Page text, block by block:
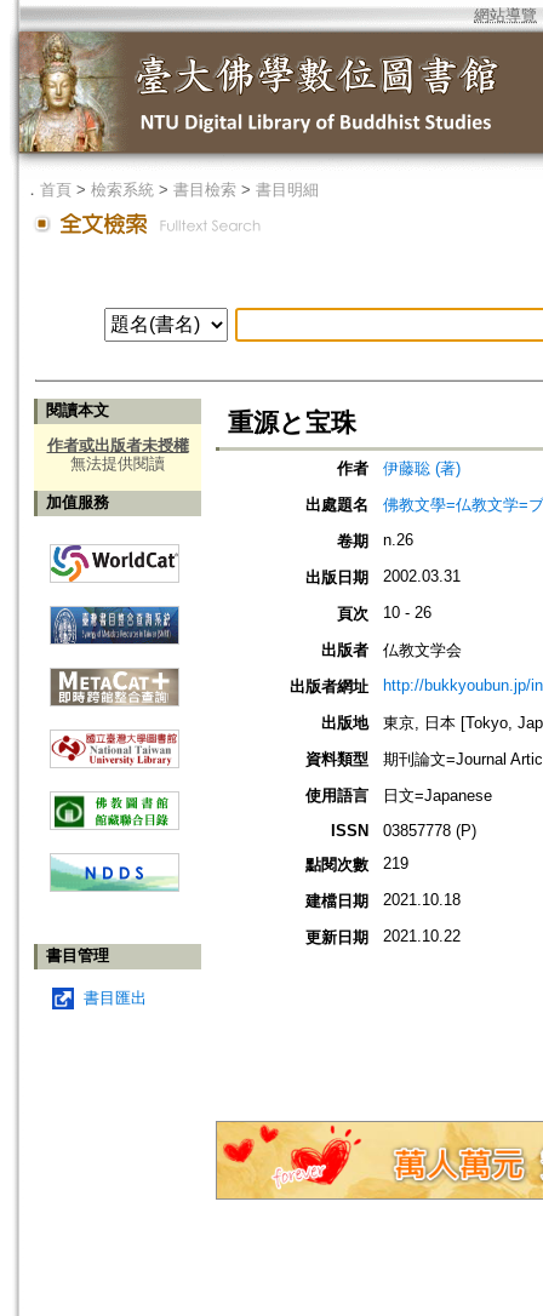
網站導覽
． 首頁 > 檢索系統 > 書目檢索 > 書目明細
閱讀本文
作者或出版者未授權
無法提供閱讀
加值服務
書目管理
書目匯出
重源と宝珠
作者
伊藤聡 (著)
出處題名
佛教文學=仏教文学=
卷期
n.26
出版日期 2002.03.31
頁次 10 - 26
出版者
仏教文学会
出版者網址
http://bukkyoubun.jp/
出版地
東京, 日本 [Tokyo,
資料類型
期刊論文=Journal
使用語言
日文=Japanese
ISSN
03857778 (P)
點閱次數
219
建檔日期 2021.10.18
更新日期 2021.10.22